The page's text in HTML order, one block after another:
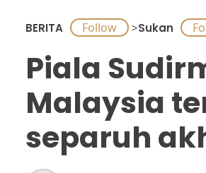
BERITA >Sukan
Piala
Malaysia
separuh